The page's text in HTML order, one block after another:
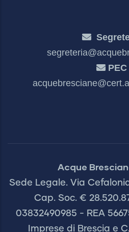
PEC
Acque
Sede Legale. Via
Cap. Soc. €
03832490985 - REA
Imprese di Brescia e